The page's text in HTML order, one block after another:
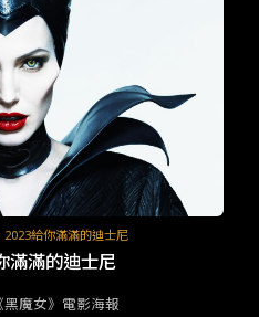
意外穿越到18世紀清朝康熙年
·若曦」的八旗女子身上。並周旋
（鄭嘉穎 飾演）、十三阿哥（袁
）等人之間，參與了九王奪嫡的
時光飛逝，今年竟已是《步步驚
詞莫過於「如果妳身不由己地離
。」、「馬爾泰若曦，沒有朕的
及最讓四爺心碎的一句話：「若
的四爺一人。」
給你滿滿的迪士尼
滿滿的迪士尼
魔女》電影海報